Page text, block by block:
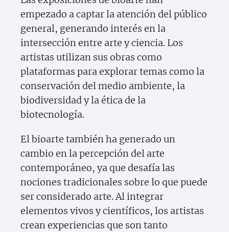
empezado a captar la atención del público
general, generando interés en la
intersección entre arte y ciencia. Los
artistas utilizan sus obras como
plataformas para explorar temas como la
conservación del medio ambiente, la
biodiversidad y la ética de la
biotecnología.
El bioarte también ha generado un
cambio en la percepción del arte
contemporáneo, ya que desafía las
nociones tradicionales sobre lo que puede
ser considerado arte. Al integrar
elementos vivos y científicos, los artistas
crean experiencias que son tanto